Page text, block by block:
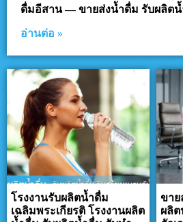
ดื่มอีสาน — ขายส่งน้ำดื่ม รับผลิต
อ่านต่อ »
โรงงานรับผลิตน้ำดื่ม
เฉลิมพระเกียรติ โรงงานผลิต
ขาย
ผลิ